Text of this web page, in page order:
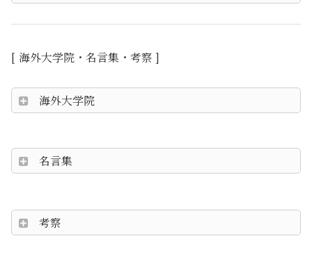
[ 海外大学院・名言集・考察 ]
海外大学院
名言集
考察